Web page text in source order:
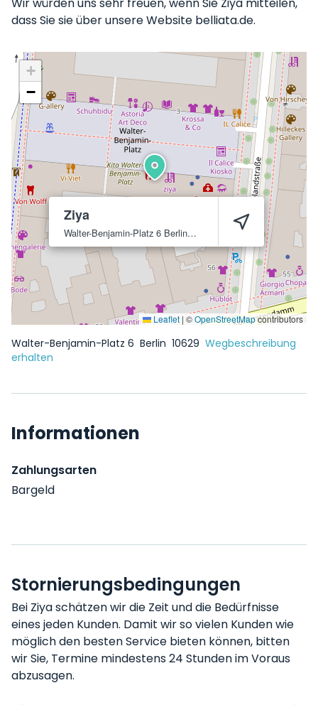
dass Sie sie über unsere Website belliata.de.
Ziya
Walter-Benjamin-Platz 6 Berlin 10629
+
−
Leaflet | ©OpenStreetMapcontributors
Walter-Benjamin-Platz 6 Berlin 10629 Wegbeschreibung
erhalten
Informationen
Zahlungsarten
Bargeld
Stornierungsbedingungen
Bei Ziya schätzen wir die Zeit und die Bedürfnisse
eines jeden Kunden. Damit wir so vielen Kunden wie
möglich den besten Service bieten können, bitten
wir Sie, Termine mindestens 24 Stunden im Voraus
abzusagen.